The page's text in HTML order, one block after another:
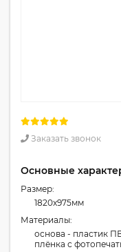
Заказать звонок
Основные
Размер:
1820x975мм
Материалы:
основа - пластик
плёнка с